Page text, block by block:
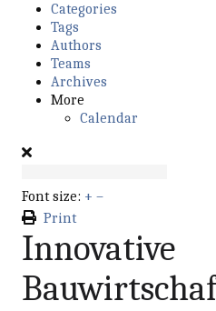
Categories
Tags
Authors
Teams
Archives
More
Calendar
Font size: + –
Print
Innovative